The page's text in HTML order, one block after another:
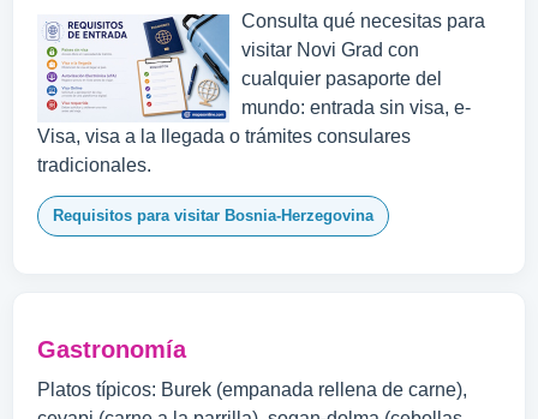
Consulta qué necesitas para
visitar Novi Grad con
cualquier pasaporte del
mundo: entrada sin visa, e-
Visa, visa a la llegada o trámites consulares
tradicionales.
Requisitos para visitar Bosnia-Herzegovina
Gastronomía
Platos típicos: Burek (empanada rellena de carne),